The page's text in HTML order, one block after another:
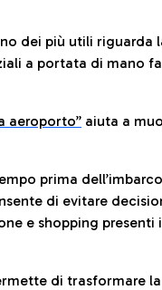
dei più utili riguarda
a portata di mano
aeroporto” aiuta a
prima
di evitare
e shopping
di trasformare la